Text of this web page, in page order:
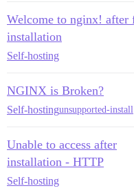
If you do not receive
or test again using
If the message is
Welcome to nginx! after
installation
Self-hosting
NGINX is Broken?
Self-hostingunsupported-install
Unable to access after
installation - HTTP
Self-hosting